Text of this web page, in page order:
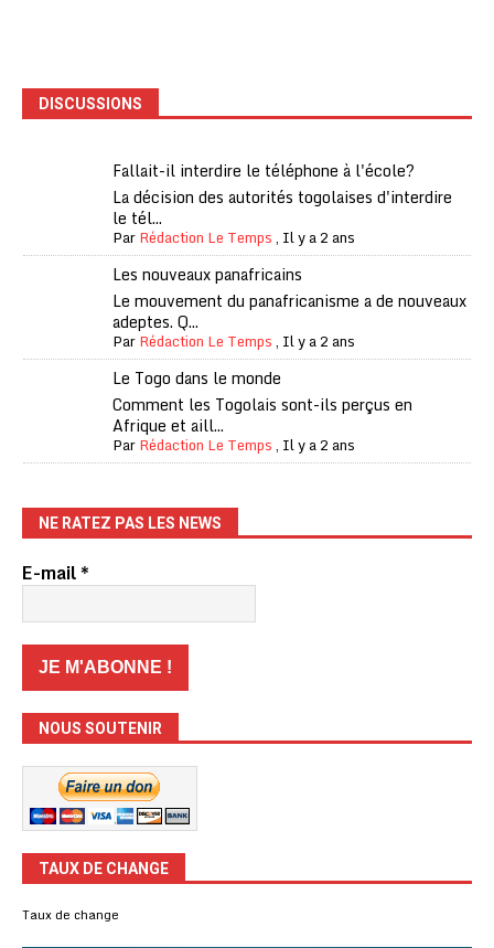
DISCUSSIONS
Fallait-il interdire le téléphone à l'école?
La décision des autorités togolaises d'interdire
le tél...
ParRédaction Le Temps, Il y a 2 ans
Les nouveaux panafricains
Le mouvement du panafricanisme a de nouveaux
adeptes. Q...
ParRédaction Le Temps, Il y a 2 ans
Le Togo dans le monde
Comment les Togolais sont-ils perçus en
Afrique et aill...
ParRédaction Le Temps, Il y a 2 ans
NE RATEZ PAS LES NEWS
E-mail*
NOUS SOUTENIR
TAUX DE CHANGE
Taux de change